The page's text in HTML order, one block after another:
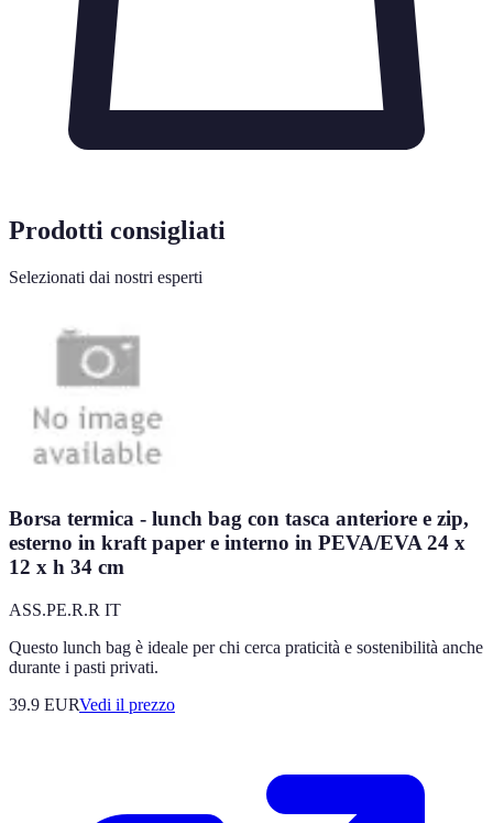
Prodotti consigliati
Selezionati dai nostri esperti
Borsa termica - lunch bag con tasca anteriore e zip,
esterno in kraft paper e interno in PEVA/EVA 24 x
12 x h 34 cm
ASS.PE.R.R IT
Questo lunch bag è ideale per chi cerca praticità e sostenibilità anche
durante i pasti privati.
39.9 EURVedi il prezzo